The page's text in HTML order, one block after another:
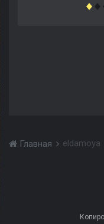
Главная eldamoya